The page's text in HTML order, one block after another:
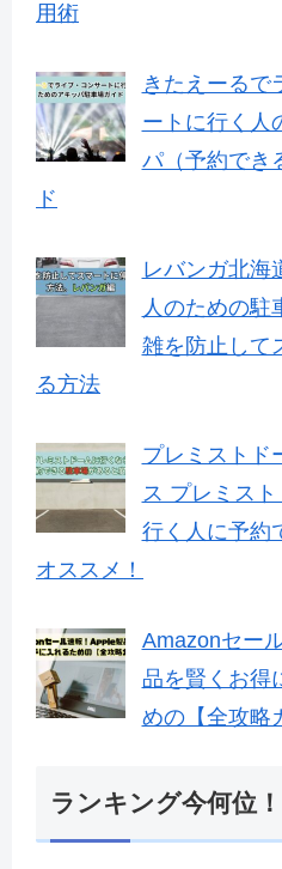
用術
きたえーるで
ートに行く人
パ（予約でき
ド
レバンガ北海
人のための駐
雑を防止して
る方法
プレミストド
ス プレミス
行く人に予約
オススメ！
Amazonセー
品を賢くお得
めの【全攻略
ランキング今何位